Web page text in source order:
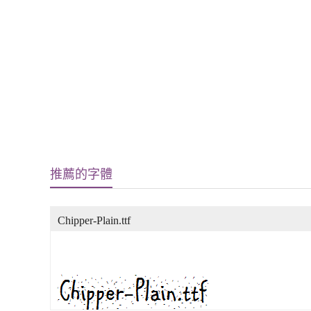
推薦的字體
Chipper-Plain.ttf